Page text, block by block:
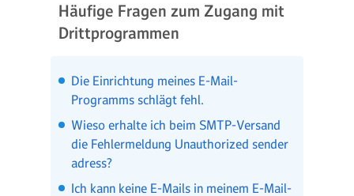
Häufige Fragen zum Zugang mit
Drittprogrammen
Die Einrichtung meines E-Mail-
Programms schlägt fehl.
Wieso erhalte ich beim SMTP-Versand
die Fehlermeldung Unauthorized sender
adress?
Ich kann keine E-Mails in meinem E-Mail-